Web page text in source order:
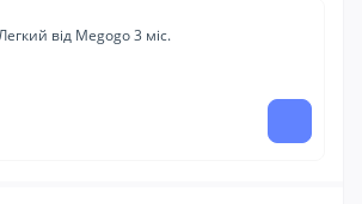
від Megogo 3 міс.